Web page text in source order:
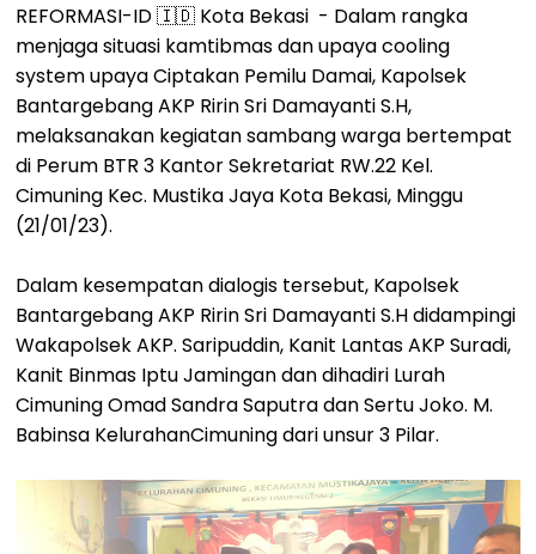
REFORMASI-ID 🇮🇩 Kota Bekasi - Dalam rangka
menjaga situasi kamtibmas dan upaya cooling
system upaya Ciptakan Pemilu Damai, Kapolsek
Bantargebang AKP Ririn Sri Damayanti S.H,
melaksanakan kegiatan sambang warga bertempat
di Perum BTR 3 Kantor Sekretariat RW.22 Kel.
Cimuning Kec. Mustika Jaya Kota Bekasi, Minggu
(21/01/23).
Dalam kesempatan dialogis tersebut, Kapolsek
Bantargebang AKP Ririn Sri Damayanti S.H didampingi
Wakapolsek AKP. Saripuddin, Kanit Lantas AKP Suradi,
Kanit Binmas Iptu Jamingan dan dihadiri Lurah
Cimuning Omad Sandra Saputra dan Sertu Joko. M.
Babinsa KelurahanCimuning dari unsur 3 Pilar.